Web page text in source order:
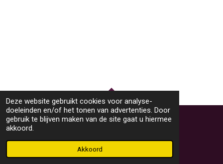
Deze website gebruikt cookies voor analyse-
doeleinden en/of het tonen van advertenties. Door
gebruik te blijven maken van de site gaat u hiermee
akkoord.
Akkoord
TOP